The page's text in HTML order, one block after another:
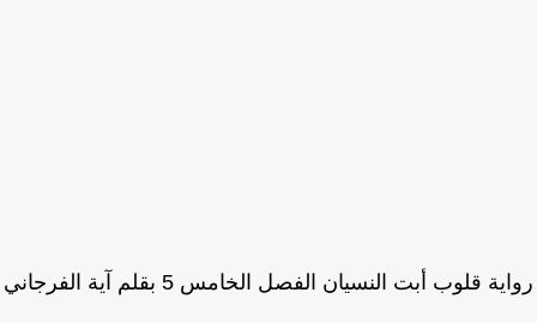
قلوب أبت النسيان الفصل الخامس 5 بقلم آية الفرجاني